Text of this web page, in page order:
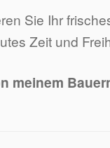
Sie Ihr
Zeit und
meinem